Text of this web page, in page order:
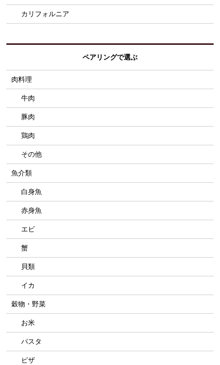
カリフォルニア
ペアリングで選ぶ
肉料理
牛肉
豚肉
鶏肉
その他
魚介類
白身魚
赤身魚
エビ
蟹
貝類
イカ
穀物・野菜
お米
パスタ
ピザ